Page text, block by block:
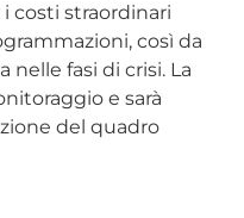
costi straordinari
così da
nelle fasi di crisi. La
e sarà
del quadro